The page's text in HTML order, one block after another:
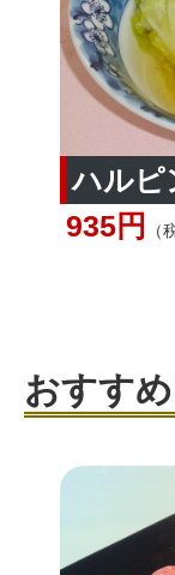
ハルピ
935円
（
おすす